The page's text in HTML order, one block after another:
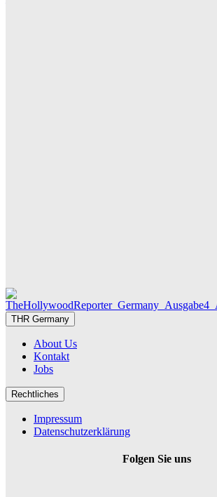
Hotel de Rome – Berlins elegante
Maxton Hall: Erste Bilder aus Staffel 3
Die Geschichte hinter „Olivia Jones“ –
THR Germany
About Us
Kontakt
Jobs
Rechtliches
Impressum
Datenschutzerklärung
Folgen Sie uns